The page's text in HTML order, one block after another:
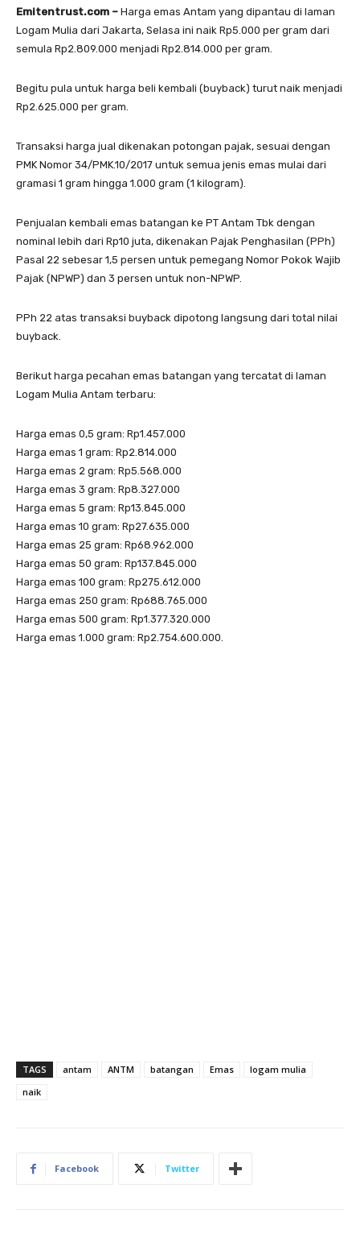
Emitentrust.com – Harga emas Antam yang dipantau di laman
Logam Mulia dari Jakarta, Selasa ini naik Rp5.000 per gram dari
semula Rp2.809.000 menjadi Rp2.814.000 per gram.
Begitu pula untuk harga beli kembali (buyback) turut naik menjadi
Rp2.625.000 per gram.
Transaksi harga jual dikenakan potongan pajak, sesuai dengan
PMK Nomor 34/PMK.10/2017 untuk semua jenis emas mulai dari
gramasi 1 gram hingga 1.000 gram (1 kilogram).
Penjualan kembali emas batangan ke PT Antam Tbk dengan
nominal lebih dari Rp10 juta, dikenakan Pajak Penghasilan (PPh)
Pasal 22 sebesar 1,5 persen untuk pemegang Nomor Pokok Wajib
Pajak (NPWP) dan 3 persen untuk non-NPWP.
PPh 22 atas transaksi buyback dipotong langsung dari total nilai
buyback.
Berikut harga pecahan emas batangan yang tercatat di laman
Logam Mulia Antam terbaru:
Harga emas 0,5 gram: Rp1.457.000
Harga emas 1 gram: Rp2.814.000
Harga emas 2 gram: Rp5.568.000
Harga emas 3 gram: Rp8.327.000
Harga emas 5 gram: Rp13.845.000
Harga emas 10 gram: Rp27.635.000
Harga emas 25 gram: Rp68.962.000
Harga emas 50 gram: Rp137.845.000
Harga emas 100 gram: Rp275.612.000
Harga emas 250 gram: Rp688.765.000
Harga emas 500 gram: Rp1.377.320.000
Harga emas 1.000 gram: Rp2.754.600.000.
TAGS antam ANTM batangan Emas
logam mulia
naik
Facebook Twitter